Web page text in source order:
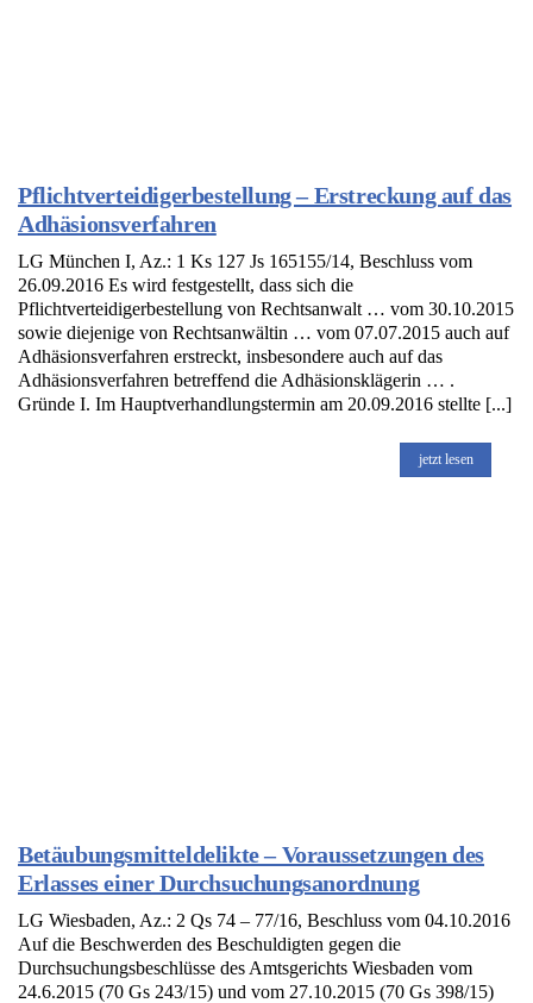
Pflichtverteidigerbestellung – Erstreckung auf das
Adhäsionsverfahren
LG München I, Az.: 1 Ks 127 Js 165155/14, Beschluss vom
26.09.2016 Es wird festgestellt, dass sich die
Pflichtverteidigerbestellung von Rechtsanwalt … vom 30.10.2015
sowie diejenige von Rechtsanwältin … vom 07.07.2015 auch auf
Adhäsionsverfahren erstreckt, insbesondere auch auf das
Adhäsionsverfahren betreffend die Adhäsionsklägerin … .
Gründe I. Im Hauptverhandlungstermin am 20.09.2016 stellte [...]
jetzt lesen
Betäubungsmitteldelikte – Voraussetzungen des
Erlasses einer Durchsuchungsanordnung
LG Wiesbaden, Az.: 2 Qs 74 – 77/16, Beschluss vom 04.10.2016
Auf die Beschwerden des Beschuldigten gegen die
Durchsuchungsbeschlüsse des Amtsgerichts Wiesbaden vom
24.6.2015 (70 Gs 243/15) und vom 27.10.2015 (70 Gs 398/15)